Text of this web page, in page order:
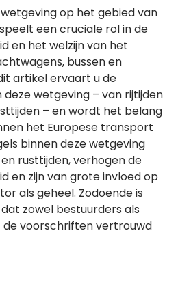
op het gebied van
een cruciale rol in de
en het welzijn van het
bussen en
artikel ervaart u de
wetgeving – van rijtijden
– en wordt het belang
het Europese transport
binnen deze wetgeving
rusttijden, verhogen de
en zijn van grote invloed op
als geheel. Zodoende is
zowel bestuurders als
voorschriften vertrouwd